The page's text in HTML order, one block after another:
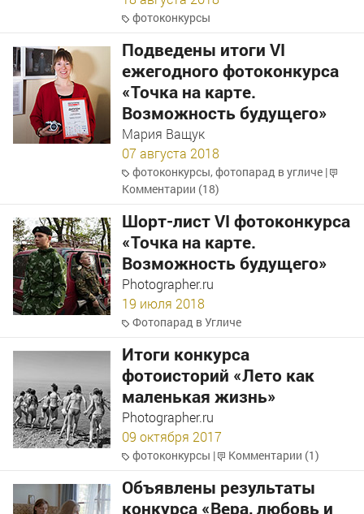
фотоконкурсы
Подведены итоги VI
ежегодного фотоконкурса
«Точка на карте.
Возможность будущего»
Мария Ващук
07 августа 2018
фотоконкурсы,фотопарад в угличе |
Комментарии (18)
Шорт-лист VI фотоконкурса
«Точка на карте.
Возможность будущего»
Photographer.ru
19 июля 2018
Фотопарад в Угличе
Итоги конкурса
фотоисторий «Лето как
маленькая жизнь»
Photographer.ru
09 октября 2017
фотоконкурсы | Комментарии (1)
Объявлены результаты
конкурса «Вера, любовь и